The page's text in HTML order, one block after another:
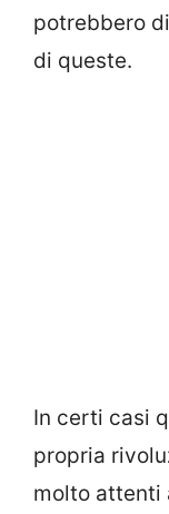
potrebbero
di queste.
In certi casi
propria
molto attenti